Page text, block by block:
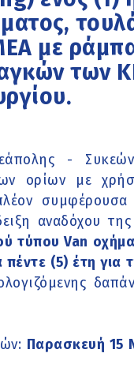
με
των
-
ορίων με
αναδόχου
τύπου Van
(5) έτη
Παρασκευή 15